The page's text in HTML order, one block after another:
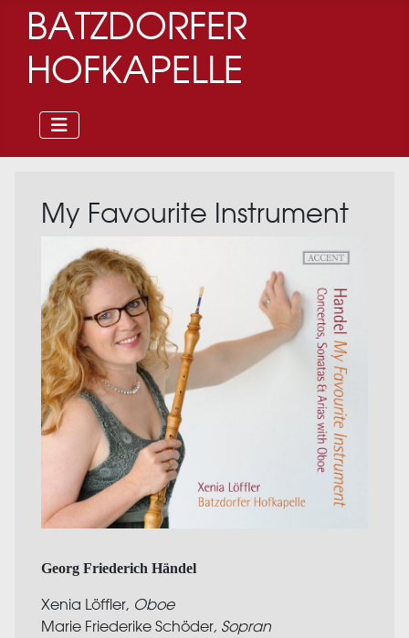
BATZDORFER
HOFKAPELLE
My Favourite Instrument
Georg Friederich Händel
Xenia Löffler, Oboe
Marie Friederike Schöder, Sopran